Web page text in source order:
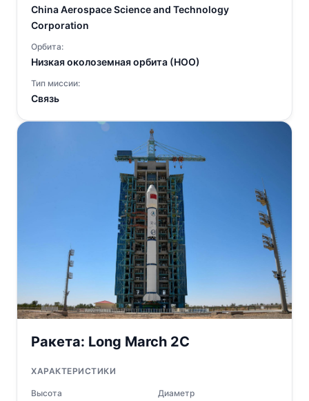
China Aerospace Science and Technology
Corporation
Орбита:
Низкая околоземная орбита (НОО)
Тип миссии:
Связь
Ракета: Long March 2C
ХАРАКТЕРИСТИКИ
Высота Диаметр